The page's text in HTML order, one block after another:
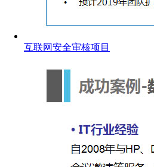
互联网安全审核项目